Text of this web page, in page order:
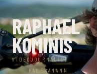
RAPHAEL
KOMINIS
VIDEOJOURNALIST
KAMERAMANN